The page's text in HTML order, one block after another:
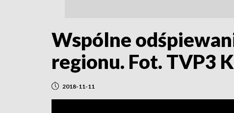
Wspólne
regionu. Fot. TVP3
2018-11-11